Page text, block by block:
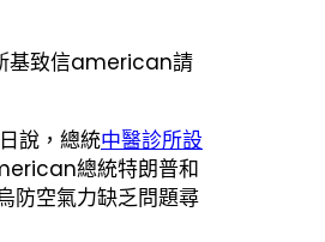
基致信american請
說，總統中醫診所設
總統特朗普和
空氣力缺乏問題尋